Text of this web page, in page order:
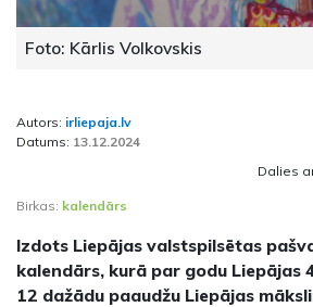
Foto: Kārlis Volkovskis
Autors: irliepaja.lv
Datums: 13.12.2024
Dalies
Birkas: kalendārs
Izdots Liepājas valstspilsētas
kalendārs, kurā par godu Liepājas
12 dažādu paaudžu Liepājas